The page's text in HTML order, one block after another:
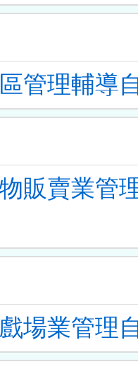
管理輔導
販賣業管
場業管理